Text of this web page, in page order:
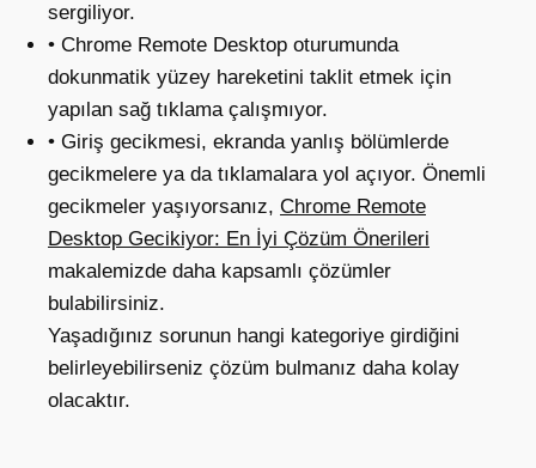
sergiliyor.
• Chrome Remote Desktop oturumunda
dokunmatik yüzey hareketini taklit etmek için
yapılan sağ tıklama çalışmıyor.
• Giriş gecikmesi, ekranda yanlış bölümlerde
gecikmelere ya da tıklamalara yol açıyor. Önemli
gecikmeler yaşıyorsanız, Chrome Remote
Desktop Gecikiyor: En İyi Çözüm Önerileri
makalemizde daha kapsamlı çözümler
bulabilirsiniz.
Yaşadığınız sorunun hangi kategoriye girdiğini
belirleyebilirseniz çözüm bulmanız daha kolay
olacaktır.